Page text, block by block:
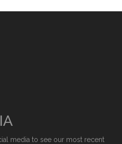
media to see our most recent